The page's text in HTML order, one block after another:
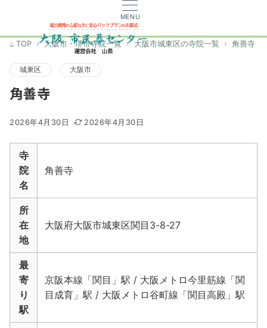
MENU
TOP 大阪市・堺市寺院一覧 大阪市城東区の寺院一覧 角善寺
城東区 大阪市
角善寺
2026年4月30日 2026年4月30日
寺
院
名
角善寺
所
在
地
大阪府大阪市城東区関目3-8-27
最
寄
り
駅
京阪本線「関目」駅 / 大阪メトロ今里筋線「関
目成育」駅 / 大阪メトロ谷町線「関目高殿」駅